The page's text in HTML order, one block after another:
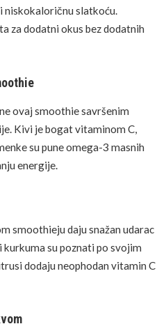
niskokaloričnu slatkoću.
za dodatni okus bez dodatnih
ovaj smoothie savršenim
Kivi je bogat vitaminom C,
su pune omega-3 masnih
energije.
smoothieju daju snažan udarac
kurkuma su poznati po svojim
dodaju neophodan vitamin C